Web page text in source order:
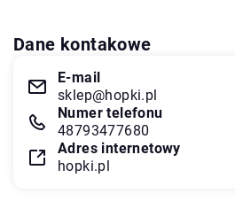
Dane kontakowe
E-mail
sklep@hopki.pl
Numer telefonu
48793477680
Adres internetowy
hopki.pl